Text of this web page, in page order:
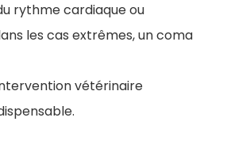
rythme cardiaque ou
les cas extrêmes, un coma
vétérinaire